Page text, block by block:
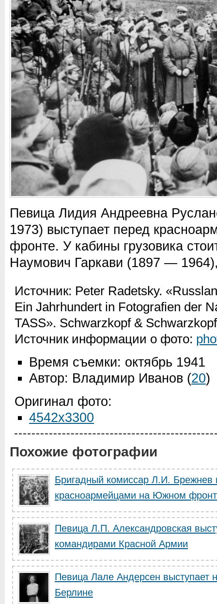
Певица Лидия Андреевна
1973) выступает перед
фронте. У кабины грузовика
Наумович Гаркави (1897 —
Источник: Peter Radetsky.
Ein Jahrhundert in Fotografien der
TASS». Schwarzkopf &
Источник информации о фото:
Время съемки: октябрь 1941
Автор: Владимир Иванов (20)
Оригинал фото:
4542x3300
Похожие фотографии
Бригадный комиссар Л.И. Брежнев
красноармейцами на Южном
Певица Л.П. Александровская
командирами Красной Армии
Певица Лале Андерсен выступает
Берлине